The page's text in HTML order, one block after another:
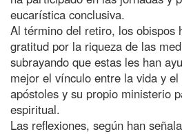
eucarística conclusiva.
Al término del retiro, los obispos
gratitud por la riqueza de las
subrayando que estas les han
mejor el vínculo entre la vida y
apóstoles y su propio ministerio
espiritual.
Las reflexiones, según han